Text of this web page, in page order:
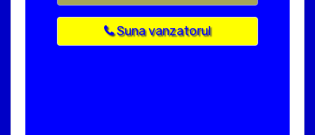
Suna vanzatorul